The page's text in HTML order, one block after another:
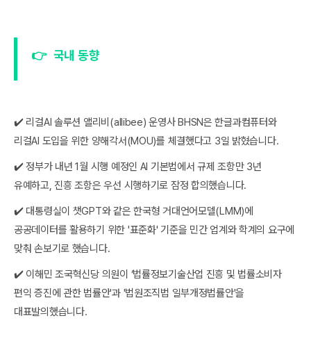
👉 국내 동향
✔️ 리걸AI 솔루션 앨리비(allibee) 운영사 BHSN은 한글과컴퓨터와
리걸AI 도입을 위한 양해각서(MOU)를 체결했다고 3일 밝혔습니다.
✔️ 정부가 내년 1월 시행 예정인 AI 기본법에서 규제 조항만 3년
유예하고, 진흥 조항은 우선 시행하기로 잠정 합의했습니다.
✔️ 대통령실이 챗GPT와 같은 한국형 거대언어모델(LMM)에
공공데이터를 활용하기 위한 '표준화' 기준을 민간 업계와 학계의 요구에
맞춰 손보기로 했습니다.
✔️ 이해민 조국혁신당 의원이 ‘법률정보기술산업 진흥 및 법률소비자
편익 증진에 관한 법률안'과 '법원조직법 일부개정법률안'을
대표발의했습니다.